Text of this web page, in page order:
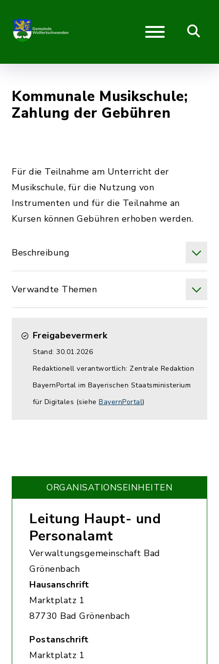
Kommunale Musikschule;
Zahlung der Gebühren
Für die Teilnahme am Unterricht der
Musikschule, für die Nutzung von
Instrumenten und für die Teilnahme an
Kursen können Gebühren erhoben werden.
Beschreibung
Verwandte Themen
Freigabevermerk
Stand: 30.01.2026
Redaktionell verantwortlich: Zentrale Redaktion
BayernPortal im Bayerischen Staatsministerium
für Digitales (siehe BayernPortal)
ORGANISATIONS­EINHEITEN
Leitung Haupt- und
Personalamt
Verwaltungsgemeinschaft Bad
Grönenbach
Hausanschrift
Marktplatz 1
87730 Bad Grönenbach
Postanschrift
Marktplatz 1